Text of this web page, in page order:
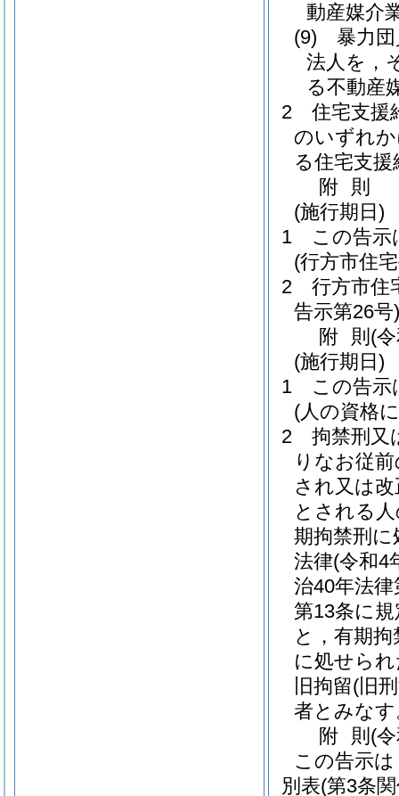
動産媒介
(9)
暴力
法人を，
る不動産
2
住宅支援
のいずれ
る住宅支
附 則
(施行期日)
1
この告示
(行方市住
2
行方市住
告示第26号)
附 則 (
(施行期日)
1
この告示
(人の資格
2
拘禁刑又
りなお従
され又は
とされる
期拘禁刑
法律(令和4
治40年法
第13条に
と，有期
に処せら
旧拘留(旧
者とみなす
附 則 (
この告示
別表(第3条